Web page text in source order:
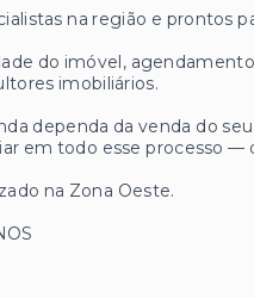
na região e prontos
do imóvel,
imobiliários.
dependa da venda do
em todo esse processo —
na Zona Oeste.